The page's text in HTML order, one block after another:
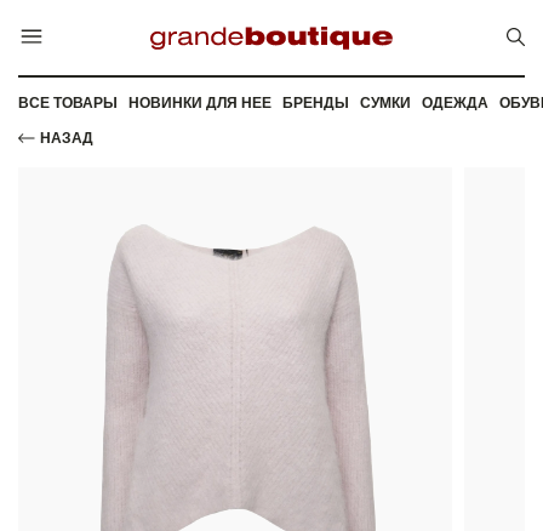
ВСЕ ТОВАРЫ НОВИНКИ ДЛЯ НЕЕ БРЕНДЫ СУМКИ ОДЕЖДА
НАЗАД